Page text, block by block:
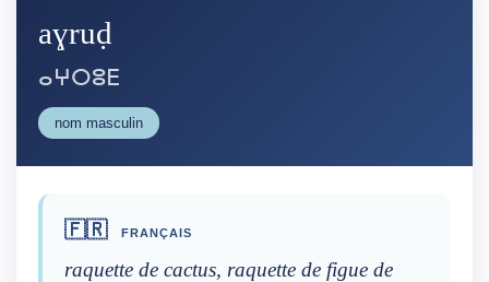
aɣruḍ
ⴰⵖⵔⵓⴹ
nom masculin
🇫🇷 FRANÇAIS
raquette de cactus, raquette de figue de